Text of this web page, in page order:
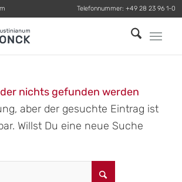
Telefonnummer: +49 28 23 96 1-0
nichts gefunden werden
aber der gesuchte Eintrag ist
Willst Du eine neue Suche